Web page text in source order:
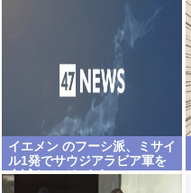
イエメン のフーシ派、ミサイ
ル1発でサウジアラビア軍を
全滅させてしまうww